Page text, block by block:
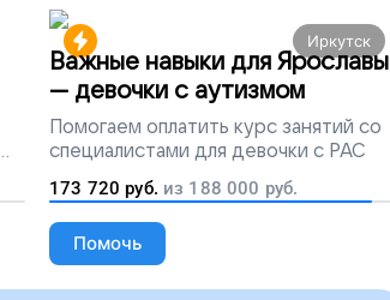
Иркутск
Важные навыки для Ярославы
— девочки с аутизмом
Помогаем оплатить курс занятий со
специалистами для девочки с РАС
173 720 руб. из 188 000 руб.
Помочь